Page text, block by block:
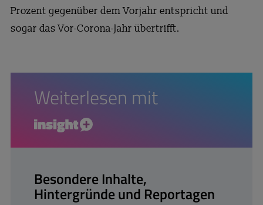
Prozent gegenüber dem Vorjahr entspricht und
sogar das Vor-Corona-Jahr übertrifft.
Weiterlesen mit
insight+
Besondere Inhalte,
Hintergründe und Reportagen